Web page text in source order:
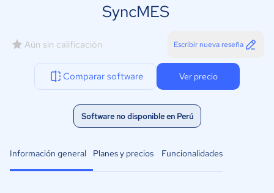
SyncMES
Aún sin calificación Escribir nueva reseña
Comparar software Ver precio
Software no disponible en Perú
Información general Planes y precios Funcionalidades